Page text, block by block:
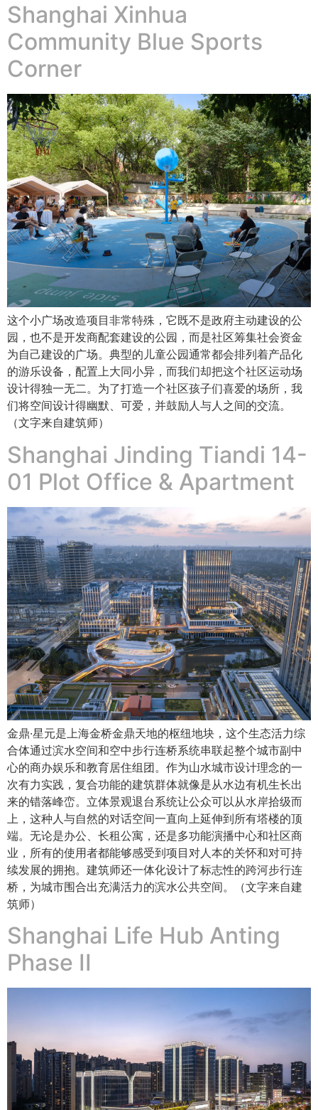
Shanghai Xinhua
Community Blue Sports
Corner
这个小广场改造项目非常特殊，它既不是政府主动建设的公
园，也不是开发商配套建设的公园，而是社区筹集社会资金
为自己建设的广场。典型的儿童公园通常都会排列着产品化
的游乐设备，配置上大同小异，而我们却把这个社区运动场
设计得独一无二。为了打造一个社区孩子们喜爱的场所，我
们将空间设计得幽默、可爱，并鼓励人与人之间的交流。
（文字来自建筑师）
Shanghai Jinding Tiandi 14-
01 Plot Office & Apartment
金鼎·星元是上海金桥金鼎天地的枢纽地块，这个生态活力综
合体通过滨水空间和空中步行连桥系统串联起整个城市副中
心的商办娱乐和教育居住组团。作为山水城市设计理念的一
次有力实践，复合功能的建筑群体就像是从水边有机生长出
来的错落峰峦。立体景观退台系统让公众可以从水岸拾级而
上，这种人与自然的对话空间一直向上延伸到所有塔楼的顶
端。无论是办公、长租公寓，还是多功能演播中心和社区商
业，所有的使用者都能够感受到项目对人本的关怀和对可持
续发展的拥抱。建筑师还一体化设计了标志性的跨河步行连
桥，为城市围合出充满活力的滨水公共空间。（文字来自建
筑师）
Shanghai Life Hub Anting
Phase II